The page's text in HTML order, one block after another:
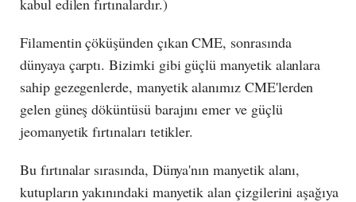
kabul edilen fırtınalardır.)
Filamentin çöküşünden çıkan CME, sonrasında
dünyaya çarptı. Bizimki gibi güçlü manyetik alanlara
sahip gezegenlerde, manyetik alanımız CME'lerden
gelen güneş döküntüsü barajını emer ve güçlü
jeomanyetik fırtınaları tetikler.
Bu fırtınalar sırasında, Dünya'nın manyetik alanı,
kutupların yakınındaki manyetik alan çizgilerini aşağıya